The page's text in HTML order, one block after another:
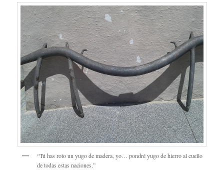
“Tú has roto un yugo de madera, yo… pondré yugo de hierro al cuello
de todas estas naciones.”